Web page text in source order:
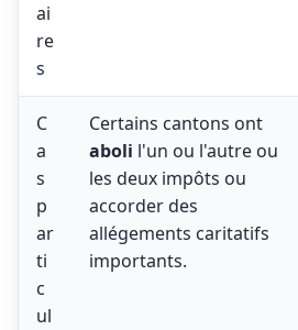
ai
re
s
C
a
s
p
ar
ti
c
ul
Certains cantons ont
aboli l'un ou l'autre ou
les deux impôts ou
accorder des
allégements caritatifs
importants.